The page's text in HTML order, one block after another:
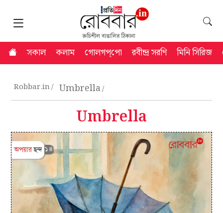
সকাল কলাম গোলগপ্‌পো রবীন্দ্র সরণি মিনি সিরিজ
Robbar.in Umbrella
Umbrella